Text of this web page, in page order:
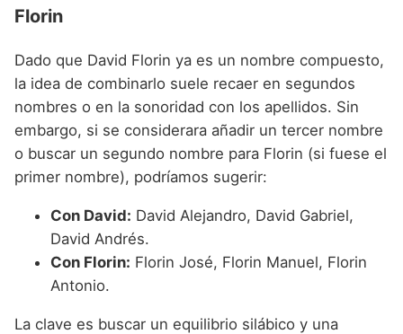
Florin
Dado que David Florin ya es un nombre compuesto,
la idea de combinarlo suele recaer en segundos
nombres o en la sonoridad con los apellidos. Sin
embargo, si se considerara añadir un tercer nombre
o buscar un segundo nombre para Florin (si fuese el
primer nombre), podríamos sugerir:
Con David: David Alejandro, David Gabriel,
David Andrés.
Con Florin: Florin José, Florin Manuel, Florin
Antonio.
La clave es buscar un equilibrio silábico y una